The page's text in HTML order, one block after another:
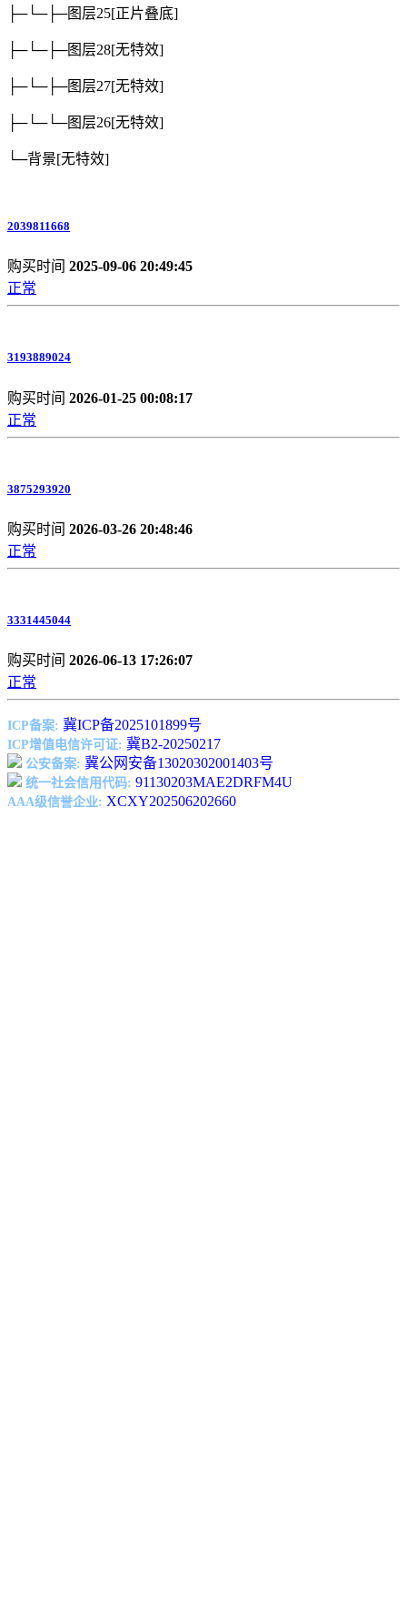
├─└─├─图层25[正片叠底]
├─└─├─图层28[无特效]
├─└─├─图层27[无特效]
├─└─└─图层26[无特效]
└─背景[无特效]
2039811668
购买时间 2025-09-06 20:49:45
正常
3193889024
购买时间 2026-01-25 00:08:17
正常
3875293920
购买时间 2026-03-26 20:48:46
正常
3331445044
购买时间 2026-06-13 17:26:07
正常
ICP备案: 冀ICP备2025101899号
ICP增值电信许可证: 冀B2-20250217
公安备案: 冀公网安备13020302001403号
统一社会信用代码: 91130203MAE2DRFM4U
AAA级信誉企业: XCXY202506202660